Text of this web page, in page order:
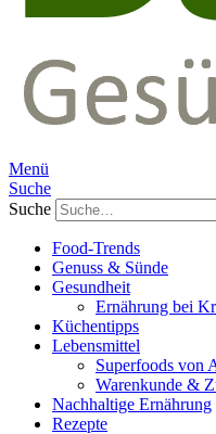
Menü
Suche
Suche
Food-Trends
Genuss & Sünde
Gesundheit
Ernährung bei
Küchentipps
Lebensmittel
Superfoods von
Warenkunde &
Nachhaltige Ernährung
Rezepte